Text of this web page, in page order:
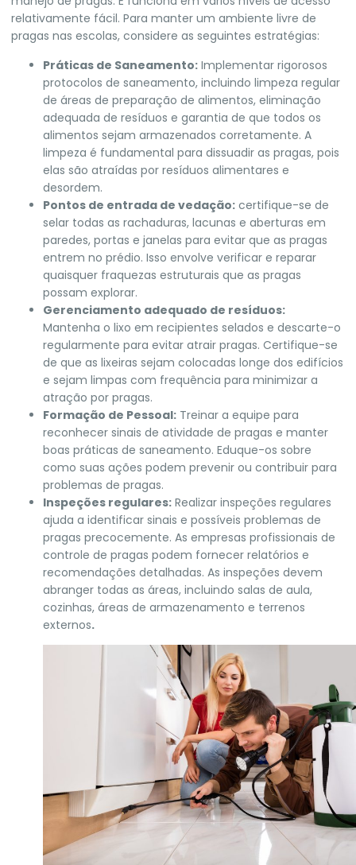
relativamente fácil. Para manter um ambiente livre de
pragas nas escolas, considere as seguintes estratégias:
Práticas de Saneamento: Implementar rigorosos
protocolos de saneamento, incluindo limpeza regular
de áreas de preparação de alimentos, eliminação
adequada de resíduos e garantia de que todos os
alimentos sejam armazenados corretamente. A
limpeza é fundamental para dissuadir as pragas, pois
elas são atraídas por resíduos alimentares e
desordem.
Pontos de entrada de vedação: certifique-se de
selar todas as rachaduras, lacunas e aberturas em
paredes, portas e janelas para evitar que as pragas
entrem no prédio. Isso envolve verificar e reparar
quaisquer fraquezas estruturais que as pragas
possam explorar.
Gerenciamento adequado de resíduos:
Mantenha o lixo em recipientes selados e descarte-o
regularmente para evitar atrair pragas. Certifique-se
de que as lixeiras sejam colocadas longe dos edifícios
e sejam limpas com frequência para minimizar a
atração por pragas.
Formação de Pessoal: Treinar a equipe para
reconhecer sinais de atividade de pragas e manter
boas práticas de saneamento. Eduque-os sobre
como suas ações podem prevenir ou contribuir para
problemas de pragas.
Inspeções regulares: Realizar inspeções regulares
ajuda a identificar sinais e possíveis problemas de
pragas precocemente. As empresas profissionais de
controle de pragas podem fornecer relatórios e
recomendações detalhadas. As inspeções devem
abranger todas as áreas, incluindo salas de aula,
cozinhas, áreas de armazenamento e terrenos
externos.